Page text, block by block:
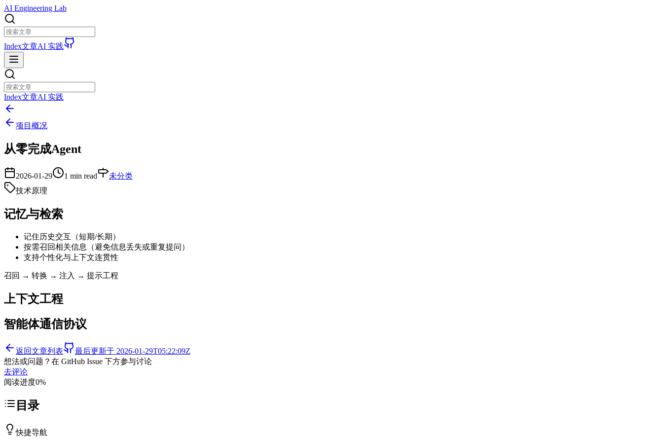
AI Engineering Lab
Index文章AI 实践
Index文章AI 实践
项目概况
从零完成Agent
2026-01-29 1 min read
未分类
技术原理
记忆与检索
记住历史交互（短期/长期）
按需召回相关信息（避免信息丢失或重复提问）
支持个性化与上下文连贯性
召回 → 转换 → 注入 → 提示工程
上下文工程
智能体通信协议
返回文章列表 最后更新于 2026-01-29T05:22:09Z
想法或问题？在 GitHub Issue 下方参与讨论
去评论
阅读进度0%
目录
快捷导航